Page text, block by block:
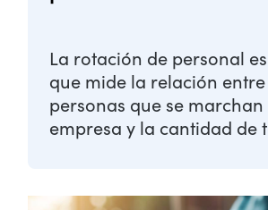
La rotación de personal
que mide la relación
personas que se
empresa y la cantidad de